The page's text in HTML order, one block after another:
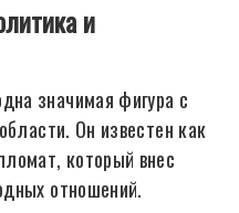
и
значимая фигура с
Он известен как
который внес
отношений.